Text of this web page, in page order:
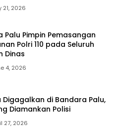
21, 2026
Palu Pimpin Pemasangan
Polri 110 pada Seluruh
Dinas
4, 2026
Digagalkan di Bandara Palu,
Diamankan Polisi
27, 2026